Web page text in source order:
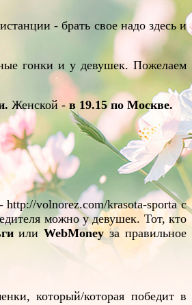
- брать свое надо здесь и
гонки и у девушек. Пожелаем
Женской -в 19.15 по Москве.
volnorez.com/krasota-sporta с
можно у девушек. Тот, кто
или WebMoneyза правильное
который/которая победит в